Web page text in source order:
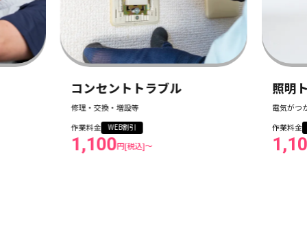
照明トラブル
電気がつかない等
作業料金
WEB割引
1,100円[税込]〜